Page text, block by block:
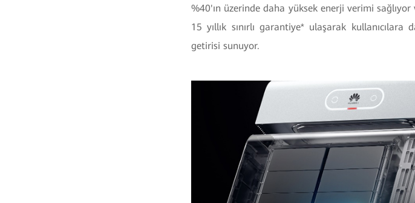
%40'ın üzerinde daha yüksek enerji verimi
15 yıllık sınırlı garantiye* ulaşarak
getirisi sunuyor.